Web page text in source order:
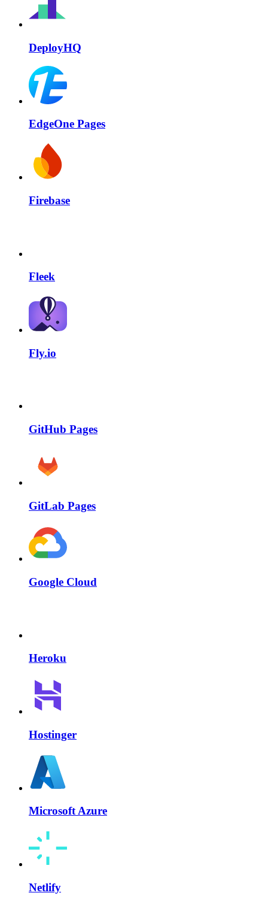
DeployHQ
EdgeOne Pages
Firebase
Fleek
Fly.io
GitHub Pages
GitLab Pages
Google Cloud
Heroku
Hostinger
Microsoft Azure
Netlify